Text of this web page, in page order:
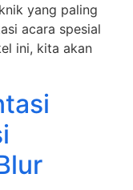
yang paling
acara spesial
ini, kita akan